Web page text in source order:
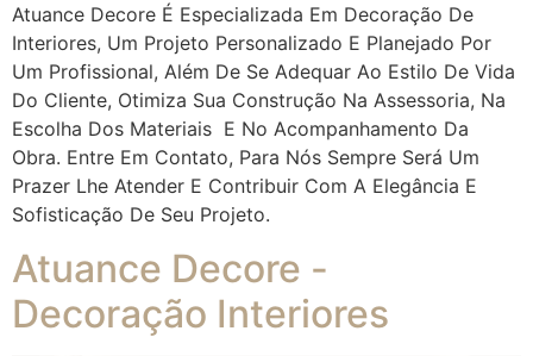
Atuance Decore É Especializada Em Decoração De
Interiores, Um Projeto Personalizado E Planejado Por
Um Profissional, Além De Se Adequar Ao Estilo De Vida
Do Cliente, Otimiza Sua Construção Na Assessoria, Na
Escolha Dos Materiais E No Acompanhamento Da
Obra. Entre Em Contato, Para Nós Sempre Será Um
Prazer Lhe Atender E Contribuir Com A Elegância E
Sofisticação De Seu Projeto.
Atuance Decore -
Decoração Interiores